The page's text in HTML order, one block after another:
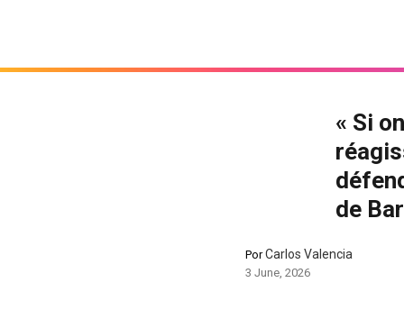
« Si
de
PorCarlos Valencia
3 June, 2026